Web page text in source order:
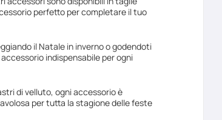
perfetto per completare il tuo
il Natale in inverno o godendoti
indispensabile per ogni
di velluto, ogni accessorio è
per tutta la stagione delle feste